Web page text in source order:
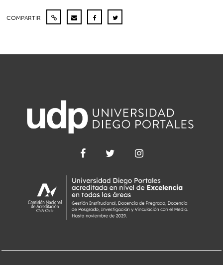
COMPARTIR